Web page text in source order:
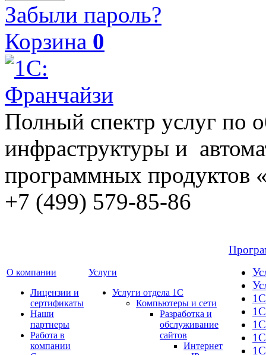
Забыли пароль?
Корзина 0
Полный спектр услуг по
инфраструктуры и
программных продуктов
+7 (499) 579-85-86
О компании
Лицензии и
сертификаты
Наши
партнеры
Работа в
компании
Услуги
Услуги отдела 1С
Компьютеры и сети
Разработка и
обслуживание
сайтов
Интернет